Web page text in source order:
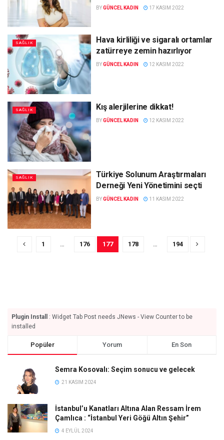
BYGÜNCEL KADIN 17 KASIM 2022
SAĞLIK
Hava kirliliği ve sigaralı ortamlar
zatürreye zemin hazırlıyor
BYGÜNCEL KADIN 12 KASIM 2022
SAĞLIK Kış alerjilerine dikkat!
BYGÜNCEL KADIN 12 KASIM 2022
SAĞLIK
Türkiye Solunum Araştırmaları
Derneği Yeni Yönetimini seçti
BYGÜNCEL KADIN 11 KASIM 2022
1 … 176 177 178 … 194
Plugin Install
: Widget Tab Post needs JNews - View Counter to be
installed
Popüler Yorum En Son
Semra Kosovalı: Seçim sonucu ve gelecek
21 KASIM 2024
İstanbul’u Kanatları Altına Alan Ressam İrem
Çamlıca : “İstanbul Yeri Göğü Altın Şehir”
4 EYLÜL 2024